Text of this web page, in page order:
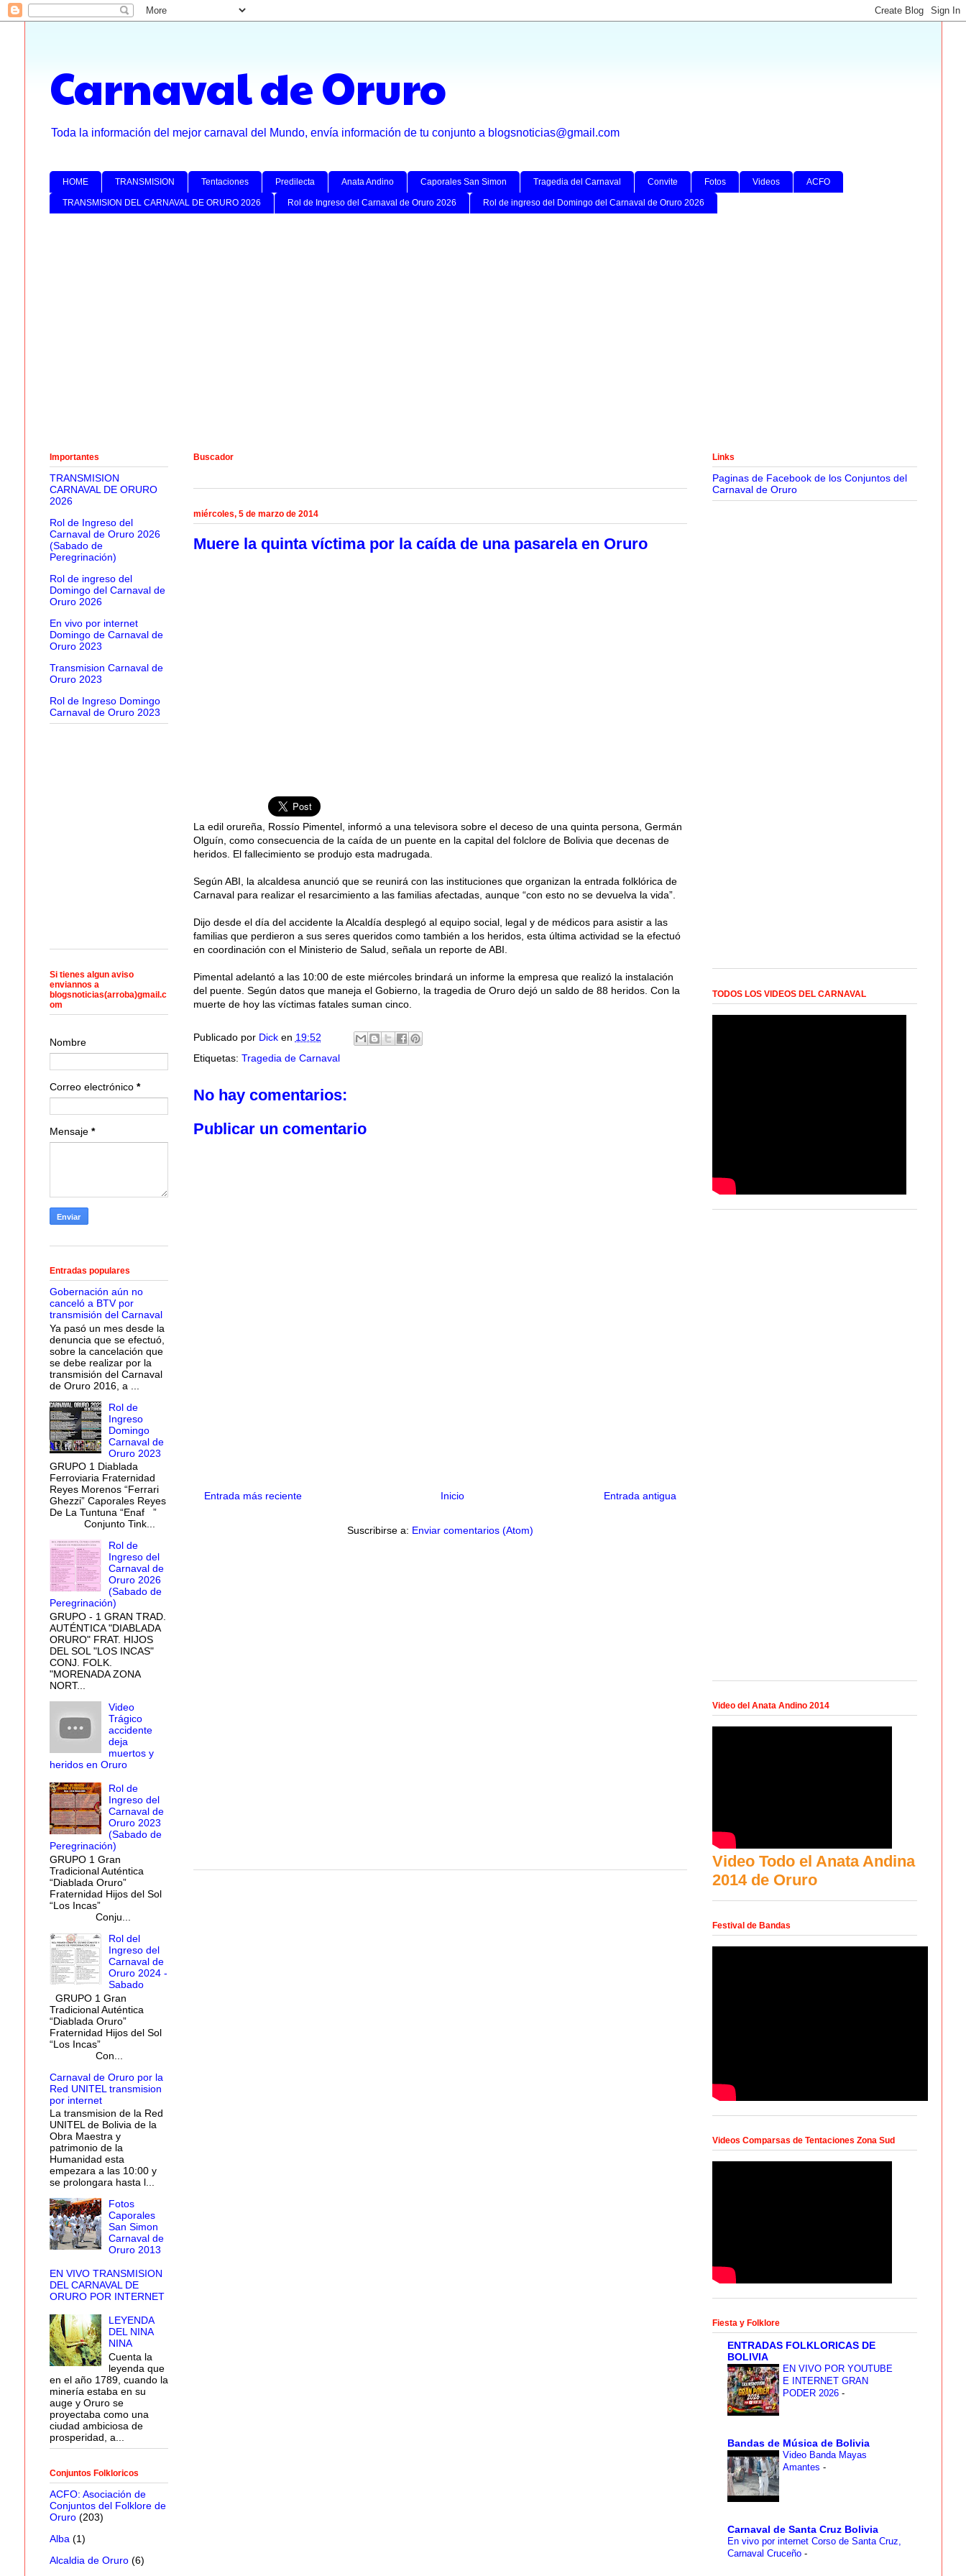
Carnaval de Oruro
Toda la información del mejor carnaval del Mundo, envía información de tu conjunto a blogsnoticias@gmail.com
HOME TRANSMISION Tentaciones Predilecta Anata Andino Caporales San Simon Tragedia del Carnaval Convite Fotos Videos ACFO
TRANSMISION DEL CARNAVAL DE ORURO 2026 Rol de Ingreso del Carnaval de Oruro 2026 Rol de ingreso del Domingo del Carnaval de Oruro 2026
Buscador
miércoles, 5 de marzo de 2014
Muere la quinta víctima por la caída de una pasarela en Oruro
La edil orureña, Rossío Pimentel, informó a una televisora sobre el deceso de una quinta persona, Germán
Olguín, como consecuencia de la caída de un puente en la capital del folclore de Bolivia que decenas de
heridos. El fallecimiento se produjo esta madrugada.
Según ABI, la alcaldesa anunció que se reunirá con las instituciones que organizan la entrada folklórica de
Carnaval para realizar el resarcimiento a las familias afectadas, aunque “con esto no se devuelva la vida”.
Dijo desde el día del accidente la Alcaldía desplegó al equipo social, legal y de médicos para asistir a las
familias que perdieron a sus seres queridos como también a los heridos, esta última actividad se la efectuó
en coordinación con el Ministerio de Salud, señala un reporte de ABI.
Pimental adelantó a las 10:00 de este miércoles brindará un informe la empresa que realizó la instalación
del puente. Según datos que maneja el Gobierno, la tragedia de Oruro dejó un saldo de 88 heridos. Con la
muerte de hoy las víctimas fatales suman cinco.
Publicado por Dick en 19:52
Etiquetas: Tragedia de Carnaval
No hay comentarios:
Publicar un comentario
Entrada más reciente Entrada antigua
Inicio
Suscribirse a: Enviar comentarios (Atom)
Importantes
TRANSMISION
CARNAVAL DE ORURO
2026
Rol de Ingreso del
Carnaval de Oruro 2026
(Sabado de
Peregrinación)
Rol de ingreso del
Domingo del Carnaval de
Oruro 2026
En vivo por internet
Domingo de Carnaval de
Oruro 2023
Transmision Carnaval de
Oruro 2023
Rol de Ingreso Domingo
Carnaval de Oruro 2023
Si tienes algun aviso
enviannos a
blogsnoticias(arroba)gmail.c
om
Nombre
Correo electrónico *
Mensaje *
Entradas populares
Gobernación aún no
canceló a BTV por
transmisión del Carnaval
Ya pasó un mes desde la
denuncia que se efectuó,
sobre la cancelación que
se debe realizar por la
transmisión del Carnaval
de Oruro 2016, a ...
Rol de
Ingreso
Domingo
Carnaval de
Oruro 2023
GRUPO 1 Diablada
Ferroviaria Fraternidad
Reyes Morenos “Ferrari
Ghezzi” Caporales Reyes
De La Tuntuna “Enaf ”
Conjunto Tink...
Rol de
Ingreso del
Carnaval de
Oruro 2026
(Sabado de
Peregrinación)
GRUPO - 1 GRAN TRAD.
AUTÉNTICA "DIABLADA
ORURO" FRAT. HIJOS
DEL SOL "LOS INCAS"
CONJ. FOLK.
"MORENADA ZONA
NORT...
Video
Trágico
accidente
deja
muertos y
heridos en Oruro
Rol de
Ingreso del
Carnaval de
Oruro 2023
(Sabado de
Peregrinación)
GRUPO 1 Gran
Tradicional Auténtica
“Diablada Oruro”
Fraternidad Hijos del Sol
“Los Incas”
Conju...
Rol del
Ingreso del
Carnaval de
Oruro 2024 -
Sabado
GRUPO 1 Gran
Tradicional Auténtica
“Diablada Oruro”
Fraternidad Hijos del Sol
“Los Incas”
Con...
Carnaval de Oruro por la
Red UNITEL transmision
por internet
La transmision de la Red
UNITEL de Bolivia de la
Obra Maestra y
patrimonio de la
Humanidad esta
empezara a las 10:00 y
se prolongara hasta l...
Fotos
Caporales
San Simon
Carnaval de
Oruro 2013
EN VIVO TRANSMISION
DEL CARNAVAL DE
ORURO POR INTERNET
LEYENDA
DEL NINA
NINA
Cuenta la
leyenda que
en el año 1789, cuando la
minería estaba en su
auge y Oruro se
proyectaba como una
ciudad ambiciosa de
prosperidad, a...
Conjuntos Folkloricos
ACFO: Asociación de
Conjuntos del Folklore de
Oruro (203)
Alba (1)
Alcaldia de Oruro (6)
Links
Paginas de Facebook de los Conjuntos del
Carnaval de Oruro
TODOS LOS VIDEOS DEL CARNAVAL
Video del Anata Andino 2014
Video Todo el Anata Andina
2014 de Oruro
Festival de Bandas
Videos Comparsas de Tentaciones Zona Sud
Fiesta y Folklore
ENTRADAS FOLKLORICAS DE
BOLIVIA
EN VIVO POR YOUTUBE
E INTERNET GRAN
PODER 2026 -
Bandas de Música de Bolivia
Video Banda Mayas
Amantes -
Carnaval de Santa Cruz Bolivia
En vivo por internet Corso de Santa Cruz,
Carnaval Cruceño -